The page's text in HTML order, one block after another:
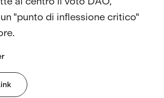
"punto di inflessione critico"